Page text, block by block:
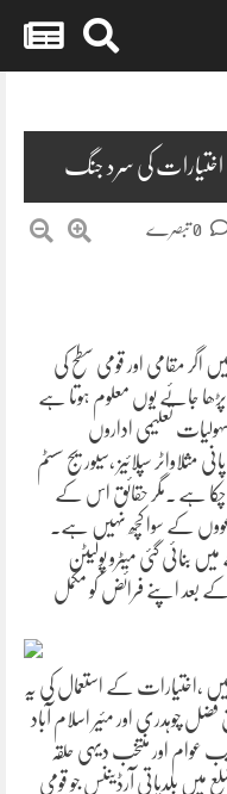
اختیارات کی سرد جنگ
سیاسی تناظر میں اگر مقامی اور قومی سطح کی
پڑھا جائے یوں معلوم ہوتا ہے
تعلیمی اداروں
سپلائیز ،سیوریج سسٹم
چکا ہے ۔مگر حقائق اس کے
کے سوا کچھ نہیں ہے۔
بنائی گئی میٹرو پولیٹن
بعد اپنے فرائض کو مکمل
کے استعمال کی یہ
چوہدری اور مئیر اسلام آباد
عوام اور منتخب دیہی حلقہ
میں بلدیاتی آرڈیننس جو قومی